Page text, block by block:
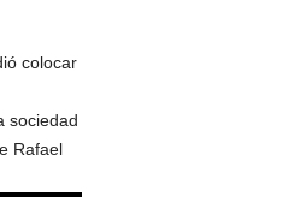
colocar
sociedad
Rafael